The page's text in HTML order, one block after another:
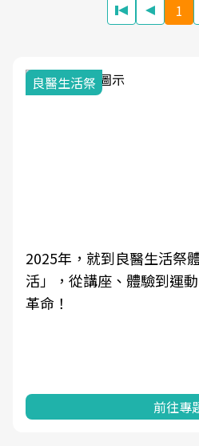
1
我與健康韌性的距離
良醫健康網從「換季的
學觀點與日常感受的
知，進而引導實際的改
前